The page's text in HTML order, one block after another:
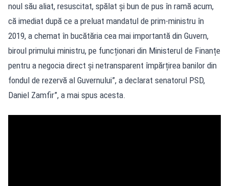
noul său aliat, resuscitat, spălat și bun de pus în ramă acum,
că imediat după ce a preluat mandatul de prim-ministru în
2019, a chemat în bucătăria cea mai importantă din Guvern,
biroul primului ministru, pe funcționari din Ministerul de Finanțe
pentru a negocia direct și netransparent împărțirea banilor din
fondul de rezervă al Guvernului”, a declarat senatorul PSD,
Daniel Zamfir”, a mai spus acesta.